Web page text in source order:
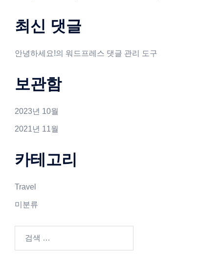
최신 댓글
안녕하세요!의 워드프레스 댓글 관리 도구
보관함
2023년 10월
2021년 11월
카테고리
Travel
미분류